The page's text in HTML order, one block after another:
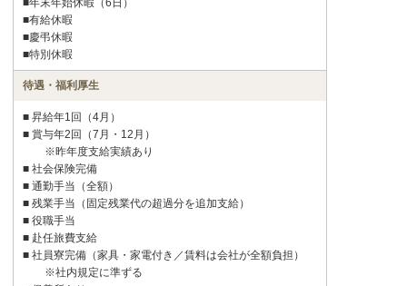
■有給休暇
■慶弔休暇
■特別休暇
待遇・福利厚生
■ 昇給年1回（4月）
■ 賞与年2回（7月・12月）
※昨年度支給実績あり
■ 社会保険完備
■ 通勤手当（全額）
■ 残業手当（固定残業代の超過分を追加支給）
■ 役職手当
■ 赴任旅費支給
■ 社員寮完備（家具・家電付き／賃料は会社が全額負担）
※社内規定に準ずる